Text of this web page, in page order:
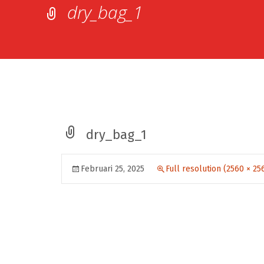
dry_bag_1
dry_bag_1
Februari 25, 2025 Full resolution (2560 ×